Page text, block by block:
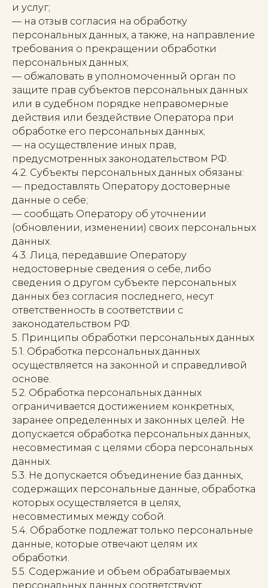
и услуг;
— на отзыв согласия на обработку
персональных данных, а также, на направление
требования о прекращении обработки
персональных данных;
— обжаловать в уполномоченный орган по
защите прав субъектов персональных данных
или в судебном порядке неправомерные
действия или бездействие Оператора при
обработке его персональных данных;
— на осуществление иных прав,
предусмотренных законодательством РФ.
4.2. Субъекты персональных данных обязаны:
— предоставлять Оператору достоверные
данные о себе;
— сообщать Оператору об уточнении
(обновлении, изменении) своих персональных
данных.
4.3. Лица, передавшие Оператору
недостоверные сведения о себе, либо
сведения о другом субъекте персональных
данных без согласия последнего, несут
ответственность в соответствии с
законодательством РФ.
5. Принципы обработки персональных данных
5.1. Обработка персональных данных
осуществляется на законной и справедливой
основе.
5.2. Обработка персональных данных
ограничивается достижением конкретных,
заранее определенных и законных целей. Не
допускается обработка персональных данных,
несовместимая с целями сбора персональных
данных.
5.3. Не допускается объединение баз данных,
содержащих персональные данные, обработка
которых осуществляется в целях,
несовместимых между собой.
5.4. Обработке подлежат только персональные
данные, которые отвечают целям их
обработки.
5.5. Содержание и объем обрабатываемых
персональных данных соответствуют